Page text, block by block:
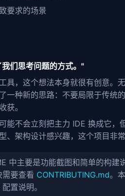
要求的场景
们思考问题的方式。"
具，这个想法本身就很有创意。
一种新的思路：不要局限于传统
获。
能不会立刻把主力 IDE 换成它，
、架构设计感兴趣，这个项目非
中主要是功能截图和简单的构建
要查看 CONTRIBUTING.md。
置说明。